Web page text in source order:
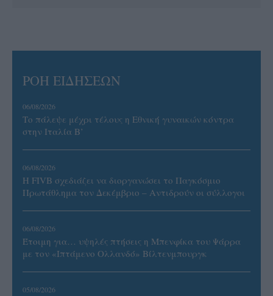
ΡΟΗ ΕΙΔΗΣΕΩΝ
06/08/2026
Το πάλεψε μέχρι τέλους η Εθνική γυναικών κόντρα
στην Ιταλία Β’
06/08/2026
Η FIVB σχεδιάζει να διοργανώσει το Παγκόσμιο
Πρωτάθλημα τον Δεκέμβριο – Αντιδρούν οι σύλλογοι
06/08/2026
Έτοιμη για… υψηλές πτήσεις η Μπενφίκα του Ψάρρα
με τον «Ιπτάμενο Ολλανδό» Βίλτενμπουργκ
05/08/2026